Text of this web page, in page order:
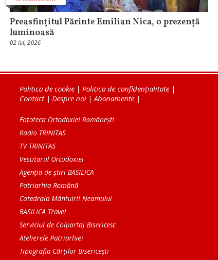
Preasfințitul Părinte Emilian Nica, o prezență
luminoasă
02 Iul, 2026
Politica de cookie | Politica de confidențialitate |
Contact| Despre noi |Abonamente |
Fototeca Ortodoxiei Românești
Radio TRINITAS
TV TRINITAS
Vestitorul Ortodoxiei
Agenţia de ştiri BASILICA
Patriarhia Română
Catedrala Mântuirii Neamului
BASILICA Travel
Serviciul de Colportaj Bisericesc
Atelierele Patriarhiei
Tipografia Cărţilor Bisericeşti